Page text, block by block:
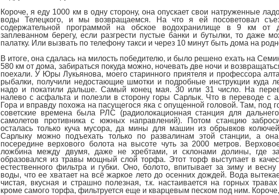
Короче, я еду 1000 км в одну сторону, она опускает свои натруженные
воды Телецкого, и мы возвращаемся. На что я ей посоветовал
содержательной программой на обское водохранилище в 9 км от
заплеванном берегу, если разгрести пустые банки и бутылки, то даже
палатку. Или вызвать по телефону такси и через 10 минут быть дома на
В итоге, она сдалась на милость победителю, и было решено ехать на
580 км от дома, забираться покуда можно, ночевать две ночи и
поехали. У Юры Лукьянова, моего старинного приятеля и профессора
рыбалки, получили недостающие шмотки и подробные инструкции куда
надо и покатили дальше. Самый конец мая. 30 или 31 число. На
налево с асфальта и полезли в сторону горы Сарлык. Что в переводе с
Гора и вправду похожа на пасущегося яка с опущенной головой. Там, под
советские времена была РЛС (радиолокационная станция для
самолетов противника с южных направлений). Потом станцию
осталась только куча мусора, да мины для машин из обрывков
Сарлыку можно подъехать только по развалинам этой станции, а
посередине верхового болота на высоте чуть за 2000 метров.
ложбина между двумя, даже не хребтами, и склонами долины, где
образовался из травы мощный слой торфа. Этот торф выступает в
естественного фильтра и губки. Оно, болото, впитывает за зиму и весну
воды, что ее хватает на всё жаркое лето до осенних дождей. Вода
чистая, вкусная и страшно полезная, т.к. настаивается на горных
кроме самого торфа, фильтруется еще и кварцевым песком под ним.